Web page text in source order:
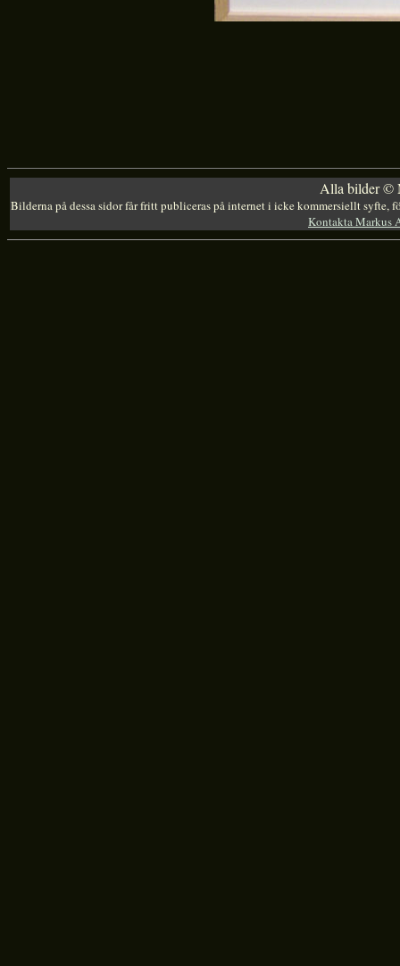
Alla bilder ©
Bilderna på dessa sidor får fritt publiceras på internet i icke kommersiellt syfte,
Kontakta Markus